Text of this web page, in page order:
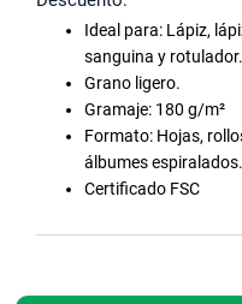
imágenes
Ideal para: Lápiz,
sanguina y rotulador.
Grano ligero.
Gramaje: 180 g/m²
Formato: Hojas,
álbumes espiralados.
Certificado FSC